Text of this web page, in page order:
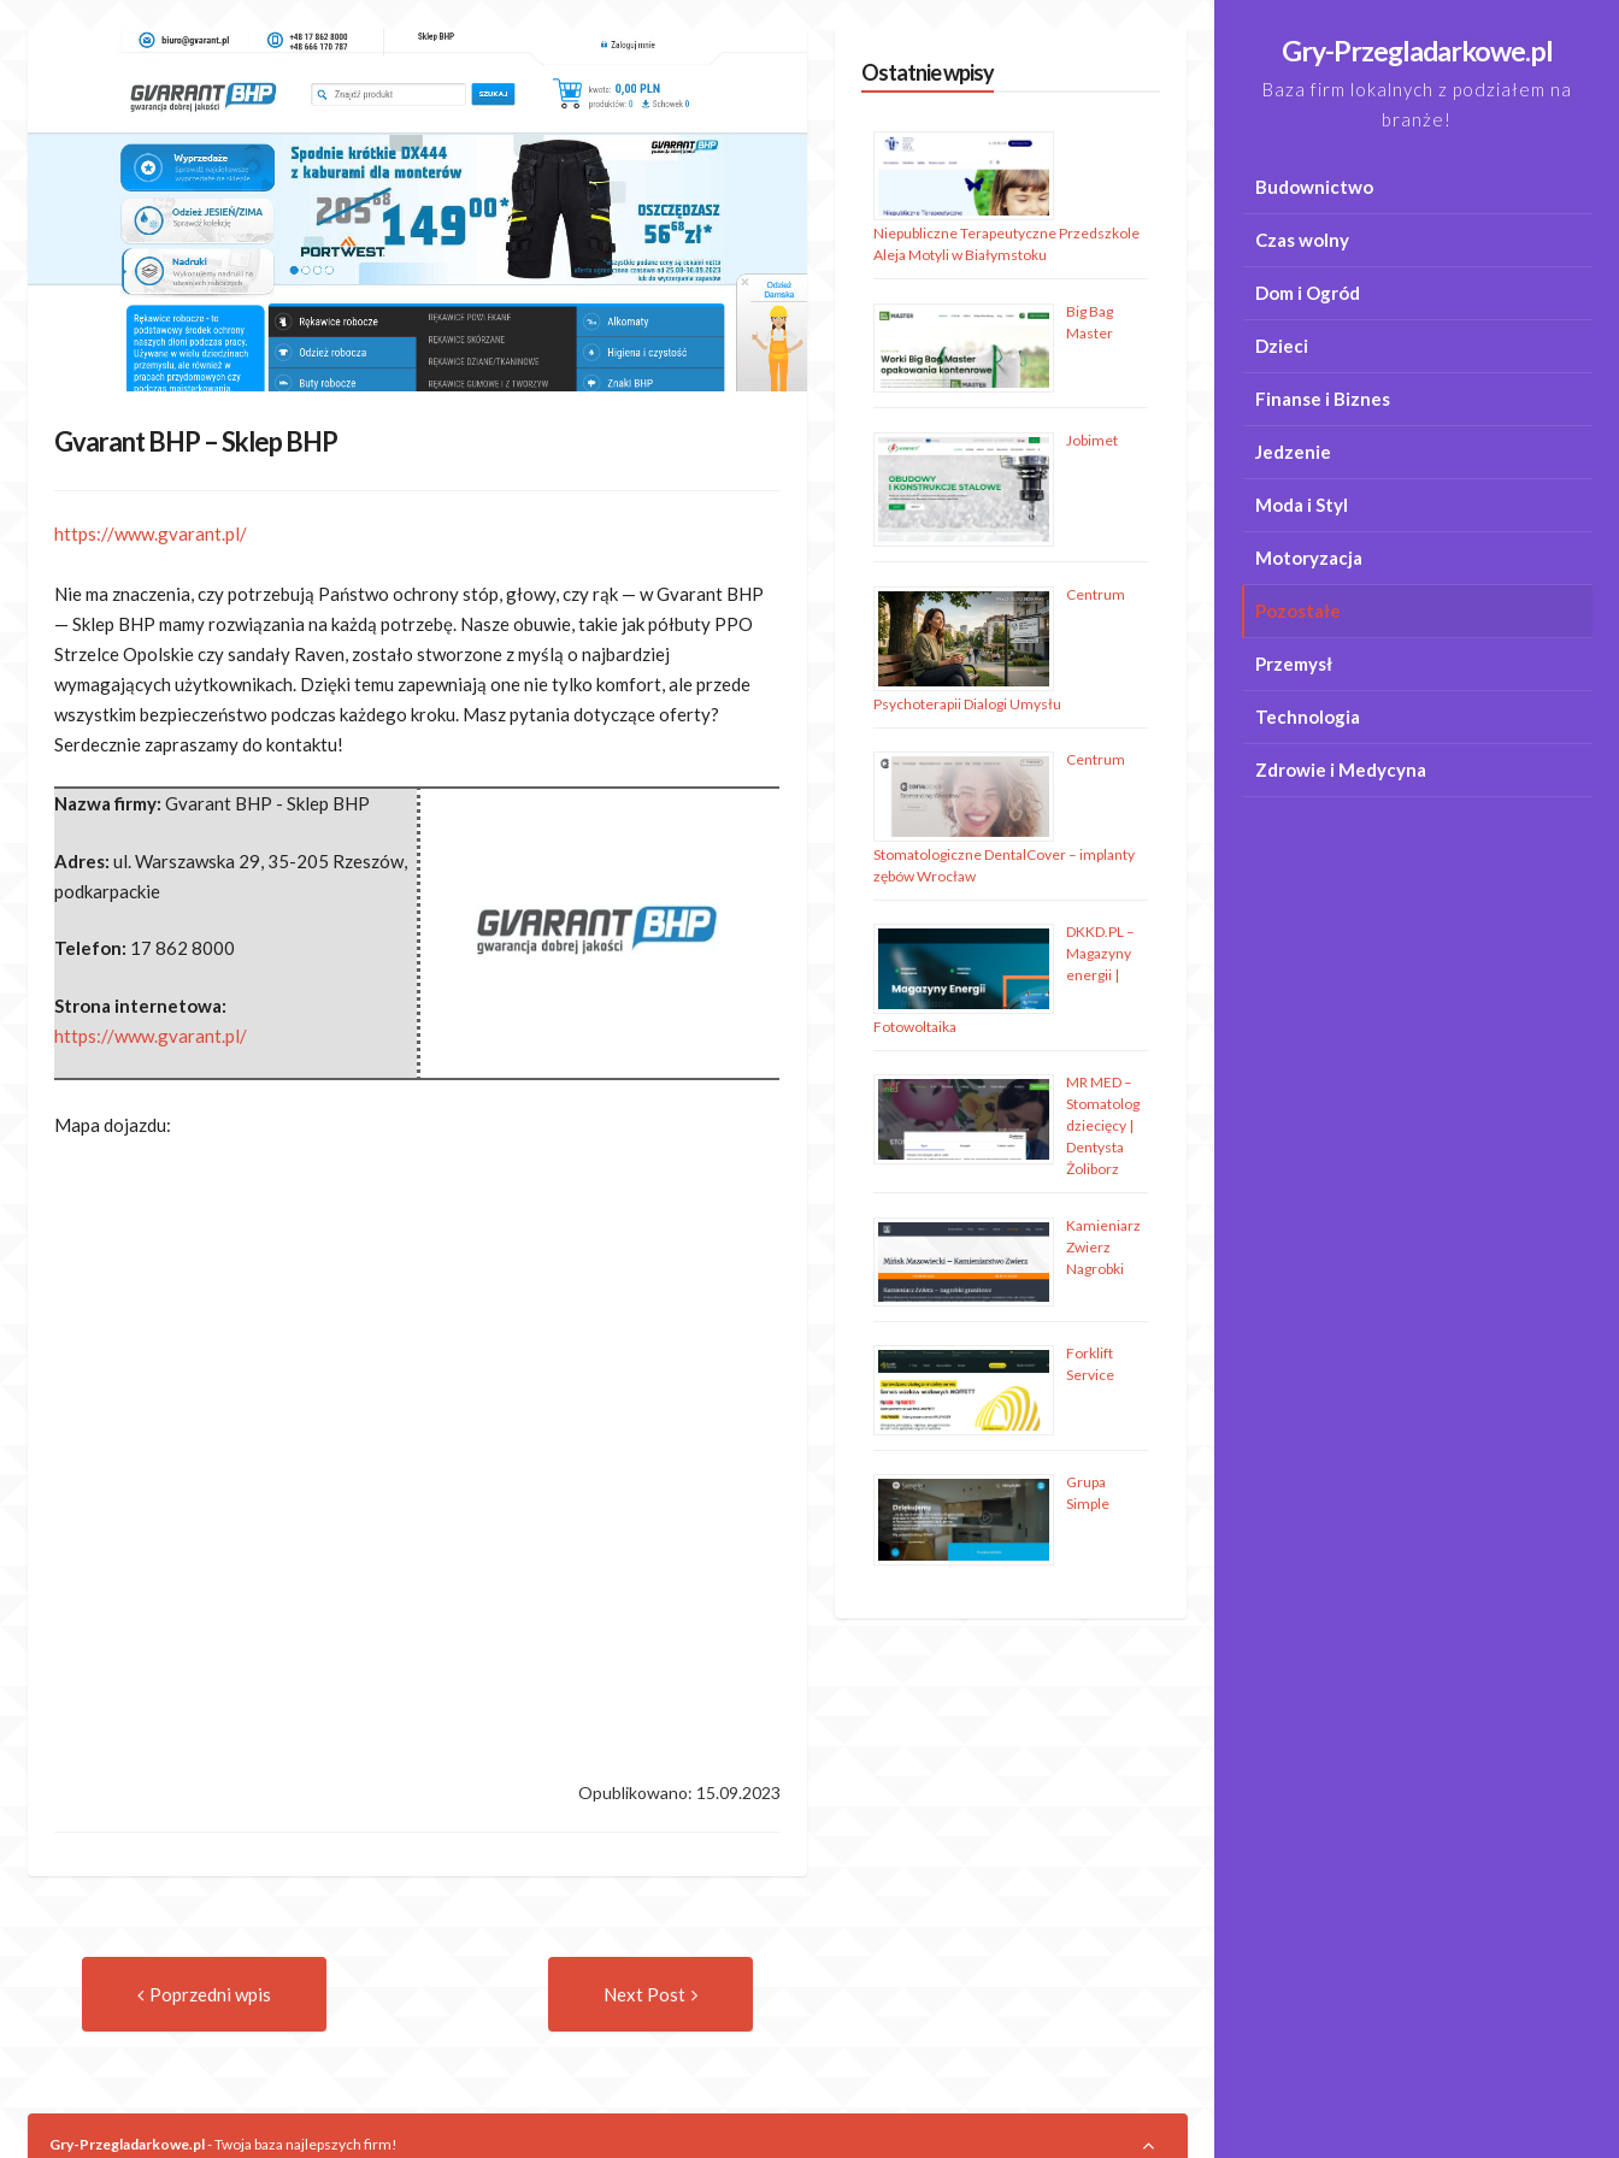
Gry-Przegladarkowe.pl
Baza firm lokalnych z podziałem na
branże!
Budownictwo
Czas wolny
Dom i Ogród
Dzieci
Finanse i Biznes
Jedzenie
Moda i Styl
Motoryzacja
Pozostałe
Przemysł
Technologia
Zdrowie i Medycyna
Gvarant BHP – Sklep BHP
https://www.gvarant.pl/
Nie ma znaczenia, czy potrzebują Państwo ochrony stóp, głowy, czy rąk — w Gvarant BHP
— Sklep BHP mamy rozwiązania na każdą potrzebę. Nasze obuwie, takie jak półbuty PPO
Strzelce Opolskie czy sandały Raven, zostało stworzone z myślą o najbardziej
wymagających użytkownikach. Dzięki temu zapewniają one nie tylko komfort, ale przede
wszystkim bezpieczeństwo podczas każdego kroku. Masz pytania dotyczące oferty?
Serdecznie zapraszamy do kontaktu!
Nazwa firmy: Gvarant BHP - Sklep BHP
Adres: ul. Warszawska 29, 35-205 Rzeszów,
podkarpackie
Telefon: 17 862 8000
Strona internetowa:
https://www.gvarant.pl/
Mapa dojazdu:
Opublikowano: 15.09.2023
navigation
Poprzedni wpis Next Post
Ostatnie wpisy
Niepubliczne Terapeutyczne Przedszkole
Aleja Motyli w Białymstoku
Big Bag
Master
Jobimet
Centrum
Psychoterapii Dialogi Umysłu
Centrum
Stomatologiczne DentalCover – implanty
zębów Wrocław
DKKD.PL –
Magazyny
energii |
Fotowoltaika
MR MED –
Stomatolog
dziecięcy |
Dentysta
Żoliborz
Kamieniarz
Zwierz
Nagrobki
Forklift
Service
Grupa
Simple
Gry-Przegladarkowe.pl- Twoja baza najlepszych firm!